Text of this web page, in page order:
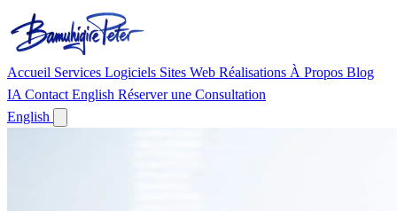
Accueil Services Logiciels Sites Web Réalisations À Propos Blog
IA Contact English Réserver une Consultation
English